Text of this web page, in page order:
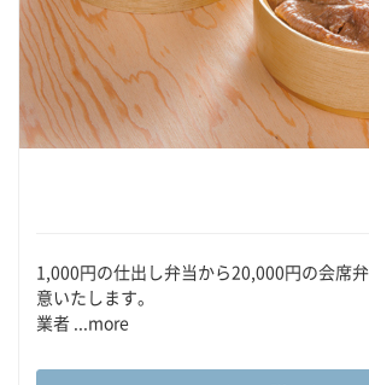
1,000円の仕出し弁当から20,000円の会席
意いたします。
業者 ...more